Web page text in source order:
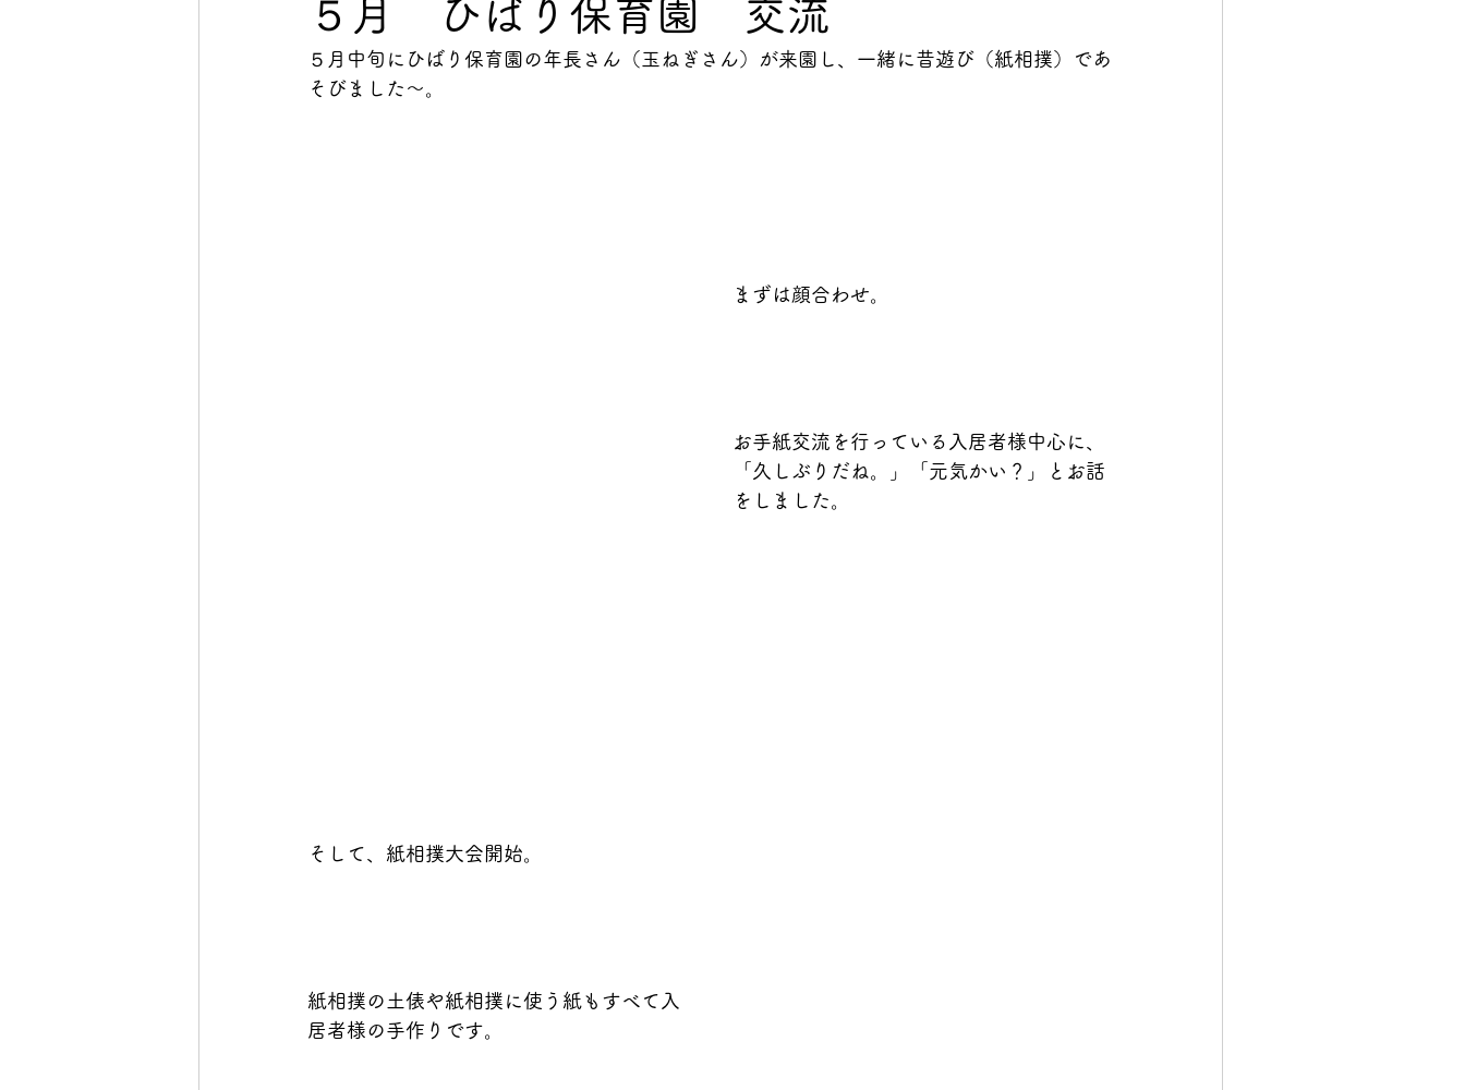
５月 ひばり保育園 交流
５月中旬にひばり保育園の年長さん（玉ねぎさん）が来園し、一緒に昔遊び（紙相撲）であ
そびました～。
まずは顔合わせ。
お手紙交流を行っている入居者様中心に、
「久しぶりだね。」「元気かい？」とお話
をしました。
そして、紙相撲大会開始。
紙相撲の土俵や紙相撲に使う紙もすべて入
居者様の手作りです。